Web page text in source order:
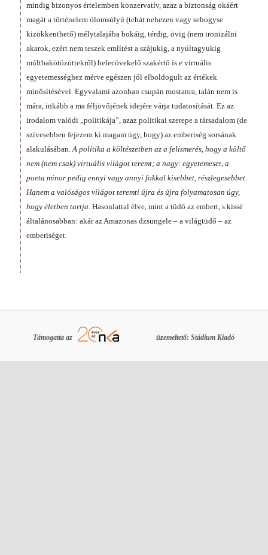
mindig bizonyos értelemben konzervatív, azaz a biztonság okáért
magát a történelem ólomsúlyú (tehát nehezen vagy sehogyse
kizökkenthető) mélytalajába bokáig, térdig, övig (nem ironizálni
akarok, ezért nem teszek említést a szájukig, a nyúltagyukig
múltbakötözöttekről) belecövekelő szakértő is e virtuális
egyetemességhez mérve egészen jól elboldogult az értékek
minősítésével. Egyvalami azonban csupán mostanra, talán nem is
mára, inkább a ma féljövőjének idejére várja tudatosítását. Ez az
irodalom valódi „politikája”, azaz politikai szerepe a társadalom (de
szívesebben fejezem ki magam úgy, hogy) az emberiség sorsának
alakulásában.A politika a költészetben az a felismerés, hogy a költő
nem (nem csak) virtuális világot teremt; a nagy: egyetemeset, a
poeta minor pedig ennyi vagy annyi fokkal kisebbet, részlegesebbet.
Hanem a valóságos világot teremti újra és újra folyamatosan úgy,
hogy életben tartja. Hasonlattal élve, mint a tüdő az embert, s kissé
általánosabban: akár az Amazonas dzsungele – a világtüdő – az
emberiséget.
Támogatta az üzemeltető: Stádium Kiadó